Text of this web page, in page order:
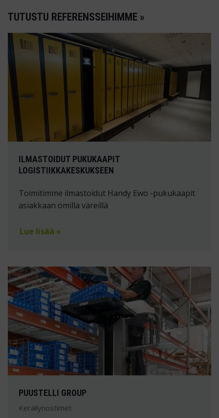
TUTUSTU REFERENSSEIHIMME »
ILMASTOIDUT PUKUKAAPIT
LOGISTIIKKAKESKUKSEEN
Toimitimme ilmastoidut Handy Ewo -pukukaapit
asiakkaan omilla väreillä
Lue lisää »
PUUSTELLI GROUP
Keräilynostimet